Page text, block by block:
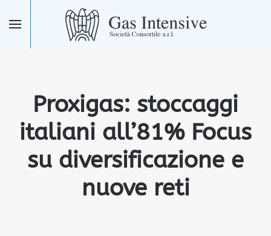
Skip to main content
Proxigas: stoccaggi
italiani all’81% Focus
su diversificazione e
nuove reti